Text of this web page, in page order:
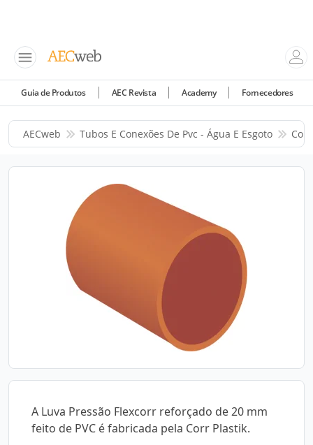
Guia de Produtos AEC Revista Academy Fornecedores
AECweb Tubos E Conexões De Pvc - Água E Esgoto
A Luva Pressão Flexcorr reforçado de 20 mm
feito de PVC é fabricada pela Corr Plastik.